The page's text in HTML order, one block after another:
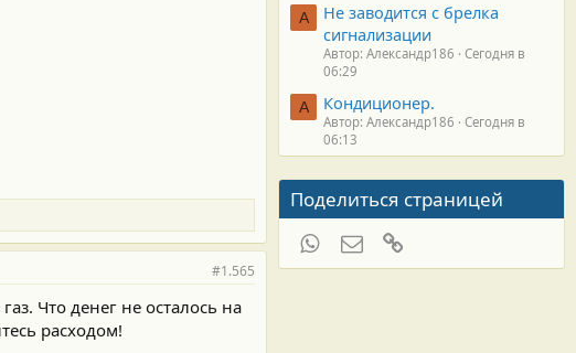
#1.565
Что денег не осталось на
расходом!
А
Не заводится с брелка
сигнализации
Автор: Александр186
Сегодня в
06:29
А Кондиционер.
Автор: Александр186
Сегодня в
06:13
Поделиться страницей
WhatsAppЭлектронная почта